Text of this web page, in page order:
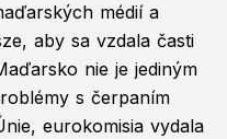
médií a
aby sa vzdala časti
nie je jediným
s čerpaním
eurokomisia vydala